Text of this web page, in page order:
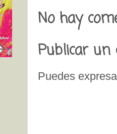
No hay
Publicar
Puedes